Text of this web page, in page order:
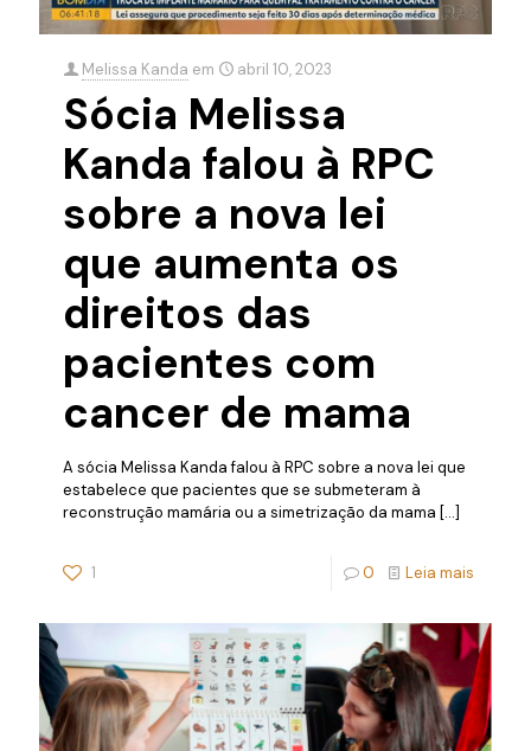
Melissa Kanda em abril 10, 2023
Sócia Melissa
Kanda falou à RPC
sobre a nova lei
que aumenta os
direitos das
pacientes com
cancer de mama
A sócia Melissa Kanda falou à RPC sobre a nova lei que
estabelece que pacientes que se submeteram à
reconstrução mamária ou a simetrização da mama […]
1 0 Leia mais